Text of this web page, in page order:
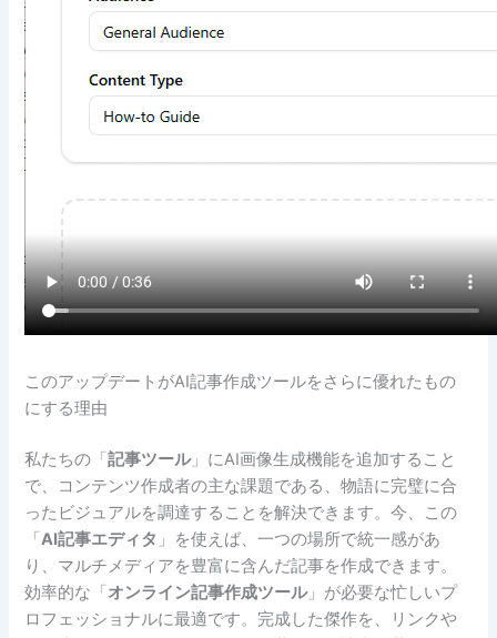
このアップデートがAI記事作成ツールをさらに優れたもの
にする理由
私たちの「記事ツール」にAI画像生成機能を追加すること
で、コンテンツ作成者の主な課題である、物語に完璧に合
ったビジュアルを調達することを解決できます。今、この
「AI記事エディタ 」を使えば、一つの場所で統一感があ
り、マルチメディアを豊富に含んだ記事を作成できます。
効率的な「オンライン記事作成ツール」が必要な忙しいプ
ロフェッショナルに最適です。完成した傑作を、リンクや